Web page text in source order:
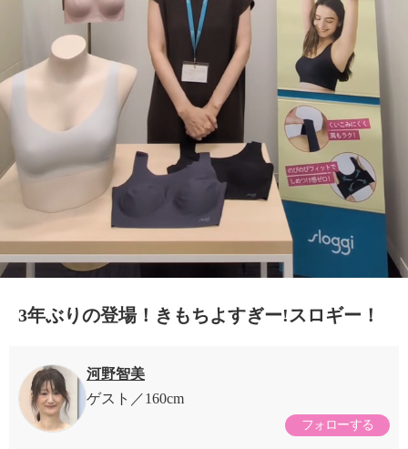
3年ぶりの登場！きもちよすぎー!スロギー！
河野智美
ゲスト
160cm
フォローする